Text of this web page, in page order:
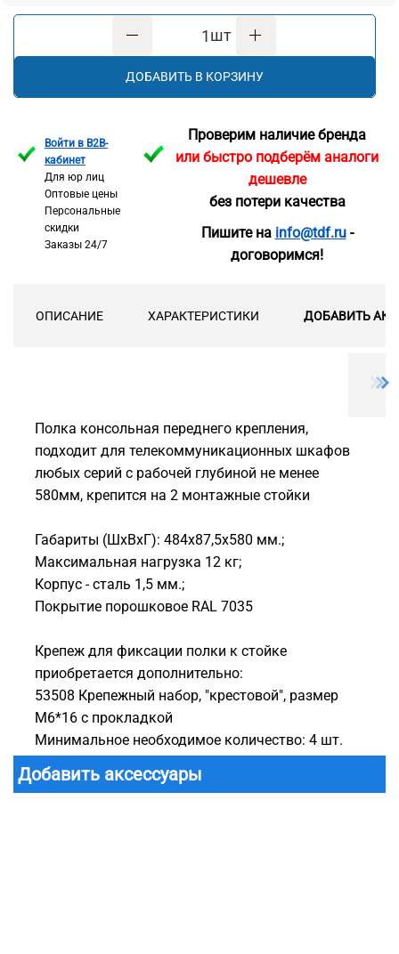
шт
ДОБАВИТЬ В КОРЗИНУ
Войти в B2B-
кабинет
Для юр лиц
Оптовые цены
Персональные
скидки
Заказы 24/7
Проверим наличие бренда
или быстро подберём аналоги
дешевле
без потери качества
Пишите на info@tdf.ru-
договоримся!
ОПИСАНИЕ ХАРАКТЕРИСТИКИ ДОБАВИТЬ
Полка консольная переднего крепления,
подходит для телекоммуникационных шкафов
любых серий с рабочей глубиной не менее
580мм, крепится на 2 монтажные стойки
Габариты (ШxВxГ): 484х87,5x580 мм.;
Максимальная нагрузка 12 кг;
Корпус - сталь 1,5 мм.;
Покрытие порошковое RAL 7035
Крепеж для фиксации полки к стойке
приобретается дополнительно:
53508 Крепежный набор, "крестовой", размер
M6*16 с прокладкой
Минимальное необходимое количество: 4 шт.
Добавить аксессуары